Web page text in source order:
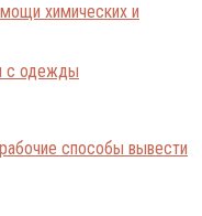
химических и
способы вывести